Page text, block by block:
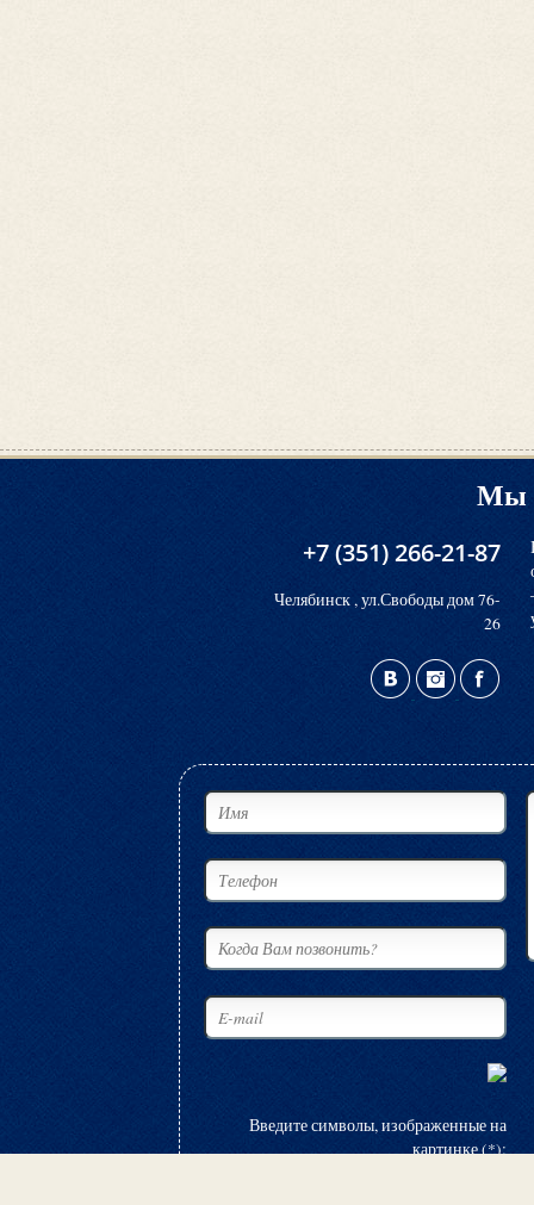
Мы
+7 (351) 266-21-87
Челябинск , ул.Свободы дом 76-
26
Введите символы, изображенные на
картинке (*):